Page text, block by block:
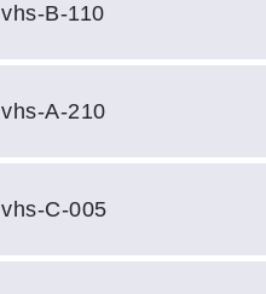
vhs-B-110
vhs-A-210
vhs-C-005